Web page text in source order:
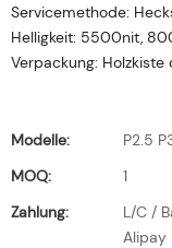
Servicemethode:
Helligkeit: 5500nit,
Verpackung: Holzkiste
Modelle:
P2.5
MOQ:
1
Zahlung:
L/C /
Alipay